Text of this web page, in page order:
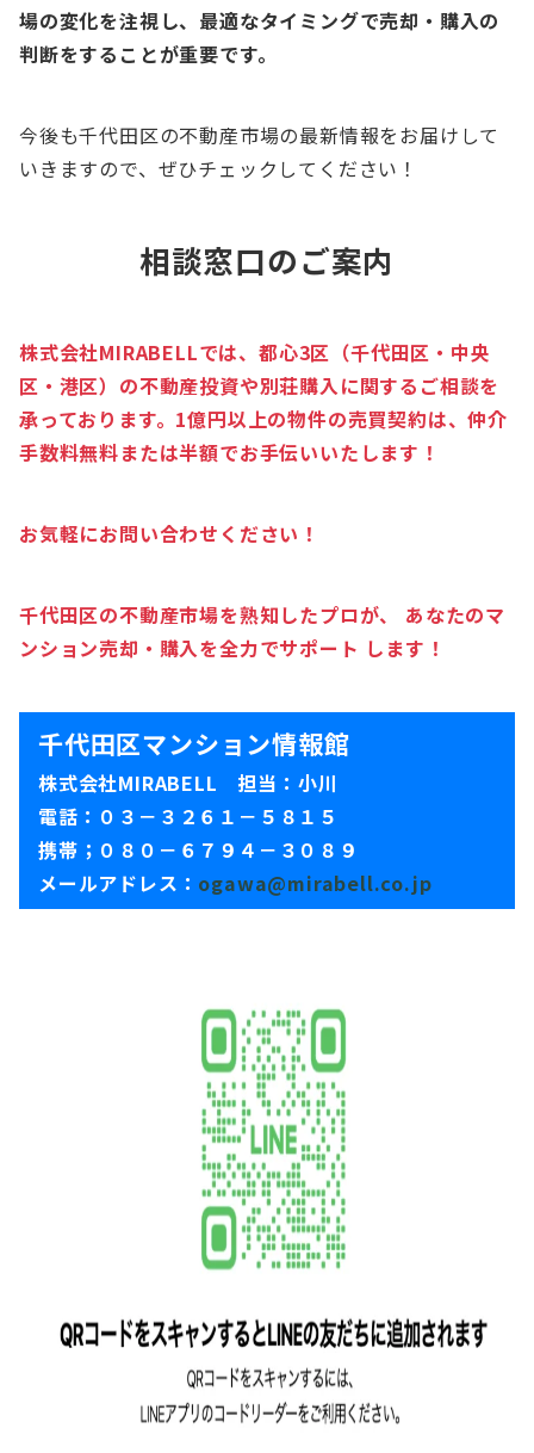
場の変化を注視し、最適なタイミングで売却・購入の
判断をすることが重要です。
今後も千代田区の不動産市場の最新情報をお届けして
いきますので、ぜひチェックしてください！
相談窓口のご案内
株式会社MIRABELLでは、都心3区（千代田区・中央
区・港区）の不動産投資や別荘購入に関するご相談を
承っております。1億円以上の物件の売買契約は、仲介
手数料無料または半額でお手伝いいたします！
お気軽にお問い合わせください！
千代田区の不動産市場を熟知したプロが、 あなたのマ
ンション売却・購入を全力でサポート します！
千代田区マンション情報館
株式会社MIRABELL 担当：小川
電話：０３－３２６１－５８１５
携帯；０８０－６７９４－３０８９
メールアドレス： ogawa@mirabell.co.jp